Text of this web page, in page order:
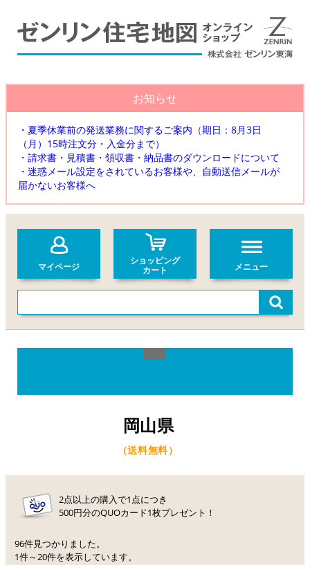
お知らせ
・夏季休業前の発送業務に関するご案内（期日：8月3日
（月）15時注文分・入金分まで）
・請求書・見積書・領収書・納品書のダウンロードについて
・迷惑メール設定をされているお客様や、自動送信メールが
届かないお客様へ
マイページ
ショッピング
カート
メニュー
岡山県
（送料無料）
2点以上の購入で1点につき
500円分のQUOカード1枚プレゼント！
96件見つかりました。
1件～20件を表示しています。